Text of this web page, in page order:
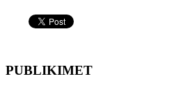
PUBLIKIMET